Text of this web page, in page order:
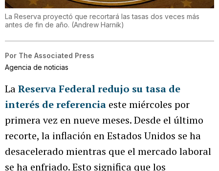
La Reserva proyectó que recortará las tasas dos veces más
antes de fin de año. (Andrew Harnik)
Por The Associated Press
Agencia de noticias
LaReserva Federal redujo su tasa de
interés de referencia este miércoles por
primera vez en nueve meses. Desde el último
recorte, la inflación en Estados Unidos se ha
desacelerado mientras que el mercado laboral
se ha enfriado. Esto significa que los